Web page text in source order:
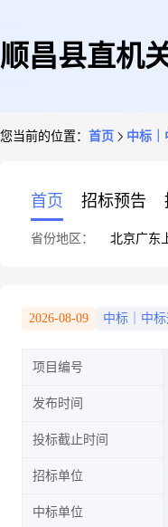
顺昌县直机
您当前的位置： 首页 中标｜
首页 招标预告
省份地区： 北京广东
2026-08-09 中标｜中标
项目编号
发布时间
投标截止时间
招标单位
中标单位